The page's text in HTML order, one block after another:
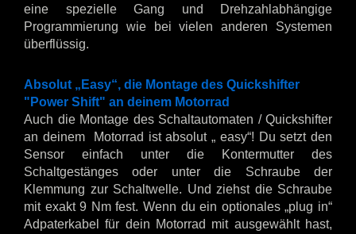
eine spezielle Gang und Drehzahlabhängige
Programmierung wie bei vielen anderen Systemen
überflüssig.
Absolut „Easy“, die Montage des Quickshifter
"Power Shift" an deinem Motorrad
Auch die Montage des Schaltautomaten / Quickshifter
an deinem Motorrad ist absolut „ easy“! Du setzt den
Sensor einfach unter die Kontermutter des
Schaltgestänges oder unter die Schraube der
Klemmung zur Schaltwelle. Und ziehst die Schraube
mit exakt 9 Nm fest. Wenn du ein optionales „plug in“
Adpaterkabel für dein Motorrad mit ausgewählt hast,